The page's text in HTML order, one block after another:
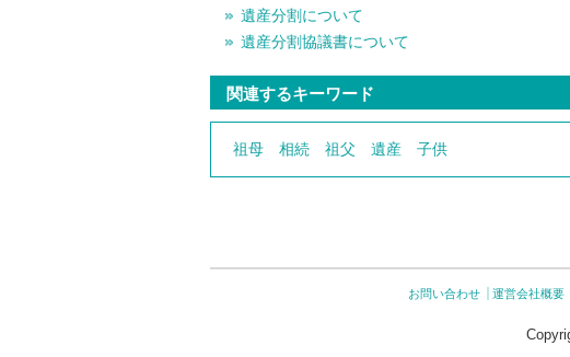
遺産分割について
遺産分割協議書について
関連するキーワード
祖母 相続 祖父 遺産 子供
お問い合わせ 運営会社概要